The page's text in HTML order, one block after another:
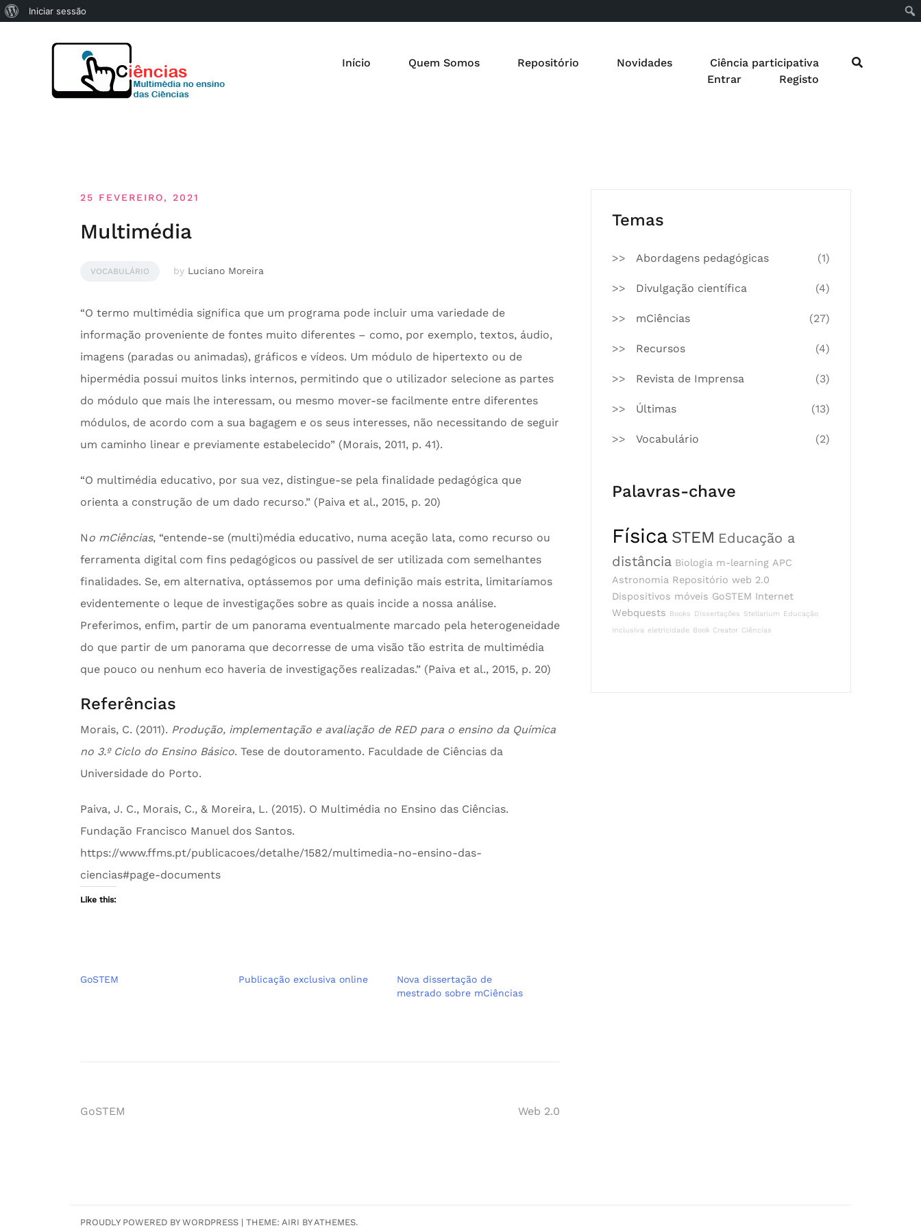
Sobre
Iniciar sessão
Início Quem Somos Repositório Novidades
Ciência participativa
Entrar
Registo
25 FEVEREIRO, 2021
Multimédia
VOCABULÁRIO by Luciano Moreira
“O termo multimédia significa que um programa pode incluir uma variedade de
informação proveniente de fontes muito diferentes – como, por exemplo, textos, áudio,
imagens (paradas ou animadas), gráficos e vídeos. Um módulo de hipertexto ou de
hipermédia possui muitos links internos, permitindo que o utilizador selecione as partes
do módulo que mais lhe interessam, ou mesmo mover-se facilmente entre diferentes
módulos, de acordo com a sua bagagem e os seus interesses, não necessitando de seguir
um caminho linear e previamente estabelecido” (Morais, 2011, p. 41).
“O multimédia educativo, por sua vez, distingue-se pela finalidade pedagógica que
orienta a construção de um dado recurso.” (Paiva et al., 2015, p. 20)
No mCiências, “entende-se (multi)média educativo, numa aceção lata, como recurso ou
ferramenta digital com fins pedagógicos ou passível de ser utilizada com semelhantes
finalidades. Se, em alternativa, optássemos por uma definição mais estrita, limitaríamos
evidentemente o leque de investigações sobre as quais incide a nossa análise.
Preferimos, enfim, partir de um panorama eventualmente marcado pela heterogeneidade
do que partir de um panorama que decorresse de uma visão tão estrita de multimédia
que pouco ou nenhum eco haveria de investigações realizadas.” (Paiva et al., 2015, p. 20)
Referências
Morais, C. (2011). Produção, implementação e avaliação de RED para o ensino da Química
no 3.º Ciclo do Ensino Básico. Tese de doutoramento. Faculdade de Ciências da
Universidade do Porto.
Paiva, J. C., Morais, C., & Moreira, L. (2015). O Multimédia no Ensino das Ciências.
Fundação Francisco Manuel dos Santos.
https://www.ffms.pt/publicacoes/detalhe/1582/multimedia-no-ensino-das-
ciencias#page-documents
Like this:
GoSTEM Publicação exclusiva online
Nova dissertação de
mestrado sobre mCiências
Navegação
GoSTEM Web 2.0
Temas
Abordagens pedagógicas (1)
Divulgação científica (4)
mCiências (27)
Recursos (4)
Revista de Imprensa (3)
Últimas (13)
Vocabulário (2)
Palavras-chave
Física STEM Educação a
distância Biologia m-learning APC
Astronomia Repositório web 2.0
Dispositivos móveis GoSTEM Internet
Webquests Books Dissertações Stellarium Educação
Inclusiva eletricidade Book Creator Ciências
PROUDLY POWERED BY WORDPRESS | THEME: AIRI BY ATHEMES.